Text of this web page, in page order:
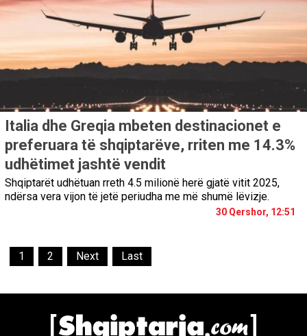
Italia dhe Greqia mbeten destinacionet e
preferuara të shqiptarëve, rriten me 14.3%
udhëtimet jashtë vendit
Shqiptarët udhëtuan rreth 4.5 milionë herë gjatë vitit 2025,
ndërsa vera vijon të jetë periudha me më shumë lëvizje.
30 Qershor, 12:51
1 2 Next Last